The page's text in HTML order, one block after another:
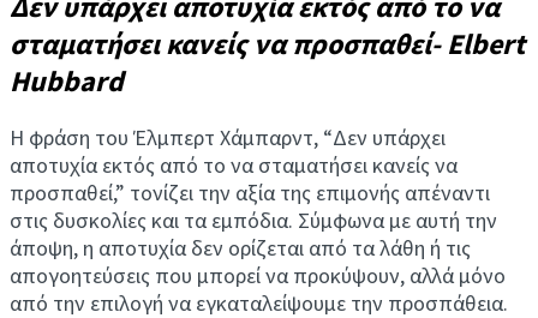
σταματήσει κανείς να προσπαθεί- Elbert
Hubbard
Η φράση του Έλμπερτ Χάμπαρντ, “Δεν υπάρχει
αποτυχία εκτός από το να σταματήσει κανείς να
προσπαθεί,” τονίζει την αξία της επιμονής απέναντι
στις δυσκολίες και τα εμπόδια. Σύμφωνα με αυτή την
άποψη, η αποτυχία δεν ορίζεται από τα λάθη ή τις
απογοητεύσεις που μπορεί να προκύψουν, αλλά μόνο
από την επιλογή να εγκαταλείψουμε την προσπάθεια.